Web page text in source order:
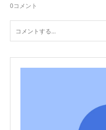
0コメント